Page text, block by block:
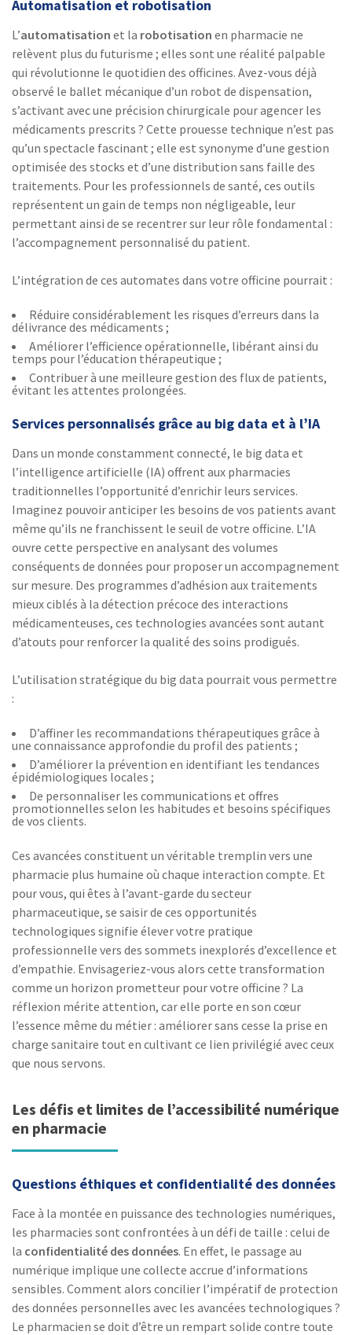
Automatisation et robotisation
L’automatisation et la robotisation en pharmacie ne
relèvent plus du futurisme ; elles sont une réalité palpable
qui révolutionne le quotidien des officines. Avez-vous déjà
observé le ballet mécanique d’un robot de dispensation,
s’activant avec une précision chirurgicale pour agencer les
médicaments prescrits ? Cette prouesse technique n’est pas
qu’un spectacle fascinant ; elle est synonyme d’une gestion
optimisée des stocks et d’une distribution sans faille des
traitements. Pour les professionnels de santé, ces outils
représentent un gain de temps non négligeable, leur
permettant ainsi de se recentrer sur leur rôle fondamental :
l’accompagnement personnalisé du patient.
L’intégration de ces automates dans votre officine pourrait :
Réduire considérablement les risques d’erreurs dans la
délivrance des médicaments ;
Améliorer l’efficience opérationnelle, libérant ainsi du
temps pour l’éducation thérapeutique ;
Contribuer à une meilleure gestion des flux de patients,
évitant les attentes prolongées.
Services personnalisés grâce au big data et à l’IA
Dans un monde constamment connecté, le big data et
l’intelligence artificielle (IA) offrent aux pharmacies
traditionnelles l’opportunité d’enrichir leurs services.
Imaginez pouvoir anticiper les besoins de vos patients avant
même qu’ils ne franchissent le seuil de votre officine. L’IA
ouvre cette perspective en analysant des volumes
conséquents de données pour proposer un accompagnement
sur mesure. Des programmes d’adhésion aux traitements
mieux ciblés à la détection précoce des interactions
médicamenteuses, ces technologies avancées sont autant
d’atouts pour renforcer la qualité des soins prodigués.
L’utilisation stratégique du big data pourrait vous permettre
:
D’affiner les recommandations thérapeutiques grâce à
une connaissance approfondie du profil des patients ;
D’améliorer la prévention en identifiant les tendances
épidémiologiques locales ;
De personnaliser les communications et offres
promotionnelles selon les habitudes et besoins spécifiques
de vos clients.
Ces avancées constituent un véritable tremplin vers une
pharmacie plus humaine où chaque interaction compte. Et
pour vous, qui êtes à l’avant-garde du secteur
pharmaceutique, se saisir de ces opportunités
technologiques signifie élever votre pratique
professionnelle vers des sommets inexplorés d’excellence et
d’empathie. Envisageriez-vous alors cette transformation
comme un horizon prometteur pour votre officine ? La
réflexion mérite attention, car elle porte en son cœur
l’essence même du métier : améliorer sans cesse la prise en
charge sanitaire tout en cultivant ce lien privilégié avec ceux
que nous servons.
Les défis et limites de l’accessibilité numérique
en pharmacie
Questions éthiques et confidentialité des données
Face à la montée en puissance des technologies numériques,
les pharmacies sont confrontées à un défi de taille : celui de
la confidentialité des données. En effet, le passage au
numérique implique une collecte accrue d’informations
sensibles. Comment alors concilier l’impératif de protection
des données personnelles avec les avancées technologiques ?
Le pharmacien se doit d’être un rempart solide contre toute